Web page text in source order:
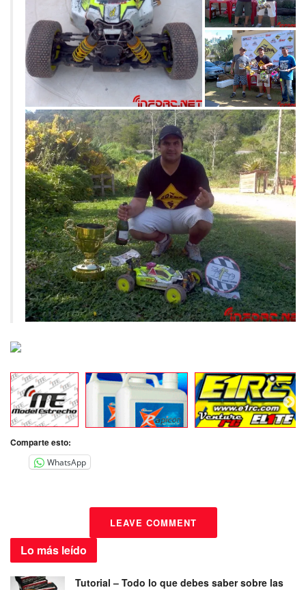
Comparte esto:
WhatsApp
LEAVE COMMENT
Lo más leído
Tutorial – Todo lo que debes saber sobre las